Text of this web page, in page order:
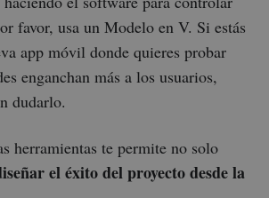
favor, usa un Modelo en V. Si estás
app móvil donde quieres probar
enganchan más a los usuarios,
dudarlo.
herramientas te permite no solo
el éxito del proyecto desde la